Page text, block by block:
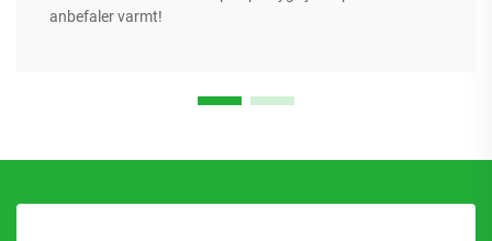
anbefaler varmt!